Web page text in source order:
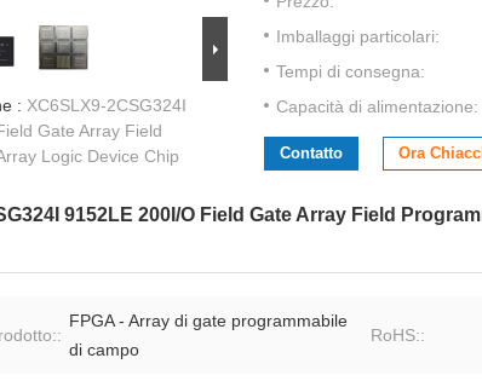
: XC6SLX9-2CSG324I
Gate Array Field
Logic Device Chip
Imballaggi particolari:
Tempi di consegna:
Capacità di alimentazione:
Contatto Ora
9152LE 200I/O Field Gate Array Field
FPGA - Array di gate programmabile
di campo
RoHS::